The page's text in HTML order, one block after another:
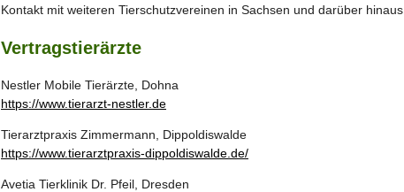
Kontakt mit weiteren Tierschutzvereinen in Sachsen und darüber
Vertragstierärzte
Nestler Mobile Tierärzte, Dohna
https://www.tierarzt-nestler.de
Tierarztpraxis Zimmermann, Dippoldiswalde
https://www.tierarztpraxis-dippoldiswalde.de/
Avetia Tierklinik Dr. Pfeil, Dresden